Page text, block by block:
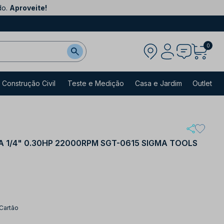
Aproveite!
0
Construção Civil Teste e Medição Casa e Jardim Outlet
1/4" 0.30HP 22000RPM SGT-0615 SIGMA TOOLS